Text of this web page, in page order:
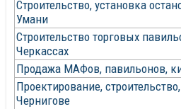
Строительство, установка
Умани
Строительство торговых
Черкассах
Продажа МАФов, павильонов,
Проектирование,
Чернигове